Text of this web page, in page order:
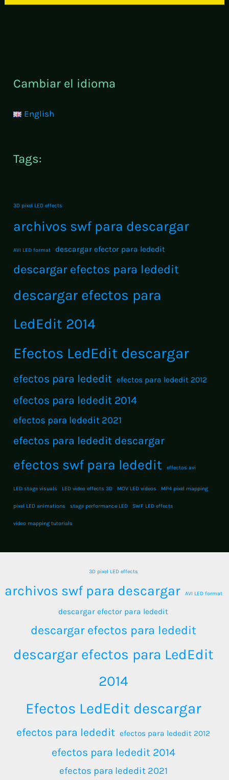
de
Píxeles
Formatos
MP4
Cambiar el idioma
English
Tags:
3D pixel LED effects
archivos swf para descargar
AVI LED format descargar efector para lededit
descargar efectos para lededit
descargar efectos para
LedEdit 2014
Efectos LedEdit descargar
efectos para lededit efectos para lededit 2012
efectos para lededit 2014
efectos para lededit 2021
efectos para lededit descargar
efectos swf para lededit effectos avi
LED stage visuals LED video effects 3D MOV LED videos MP4 pixel mapping
pixel LED animations stage performance LED SWF LED effects
video mapping tutorials
3D pixel LED effects
archivos swf para descargar AVI LED format
descargar efector para lededit
descargar efectos para lededit
descargar efectos para LedEdit
2014
Efectos LedEdit descargar
efectos para lededit efectos para lededit 2012
efectos para lededit 2014
efectos para lededit 2021